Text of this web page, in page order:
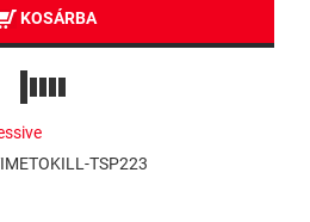
KOSÁRBA
TSP223